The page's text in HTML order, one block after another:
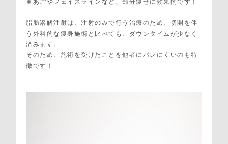
重あごやフェイスラインなど、部分痩せに効果的です！
脂肪溶解注射は、注射のみで行う治療のため、切開を伴
う外科的な痩身施術と比べても、ダウンタイムが少なく
済みます。
そのため、施術を受けたことを他者にバレにくいのも特
徴です！